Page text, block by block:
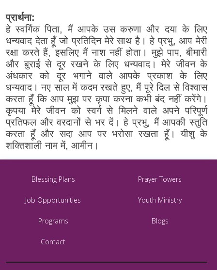
प्रार्थना:
हे स्वर्गिक पिता, मैं आपके उस करुणा और दया के लिए
धन्यवाद देता हूँ जो प्रतिदिन मेरे साथ है। हे प्रभु, आप मेरी
रक्षा करते हैं, इसलिए मैं नाश नहीं होता। मुझे पाप, बीमारी
और बुराई से दूर रखने के लिए धन्यवाद। मेरे जीवन के
अंधकार को दूर भगाने वाले आपके प्रकाश के लिए
धन्यवाद। नए साल में कदम रखते हुए, मैं पूरे दिल से विश्वास
करता हूँ कि आप मुझ पर कृपा करना कभी बंद नहीं करेंगे।
कृपया मेरे जीवन को स्वर्ग से मिलने वाले अपने परिपूर्ण
प्रतिफल और वरदानों से भर दें। हे प्रभु, मैं आपकी स्तुति
करता हूँ और सदा आप पर भरोसा रखता हूँ। यीशु के
शक्तिशाली नाम में, आमीन।
Blessing Plans Prayer Towers
Job Opportunities Youth Ministry
Programs Blogs
Contact